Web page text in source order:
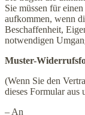
Sie müssen für
aufkommen, wenn
Beschaffenheit,
notwendigen
Muster-
(Wenn Sie den
dieses Formular aus
– An